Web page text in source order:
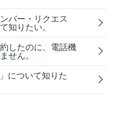
バー・リクエス
知りたい。
したのに、電話機
せん。
について知りた